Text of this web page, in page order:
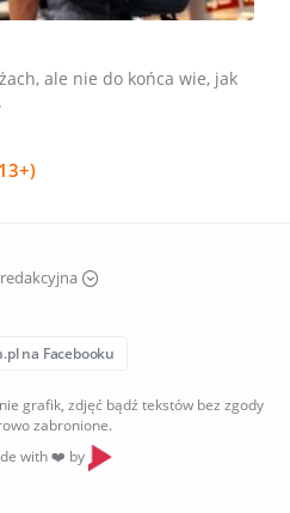
ale nie do końca wie, jak
na Facebooku
grafik, zdjęć bądź tekstów bez zgody
zabronione.
with ❤️ by